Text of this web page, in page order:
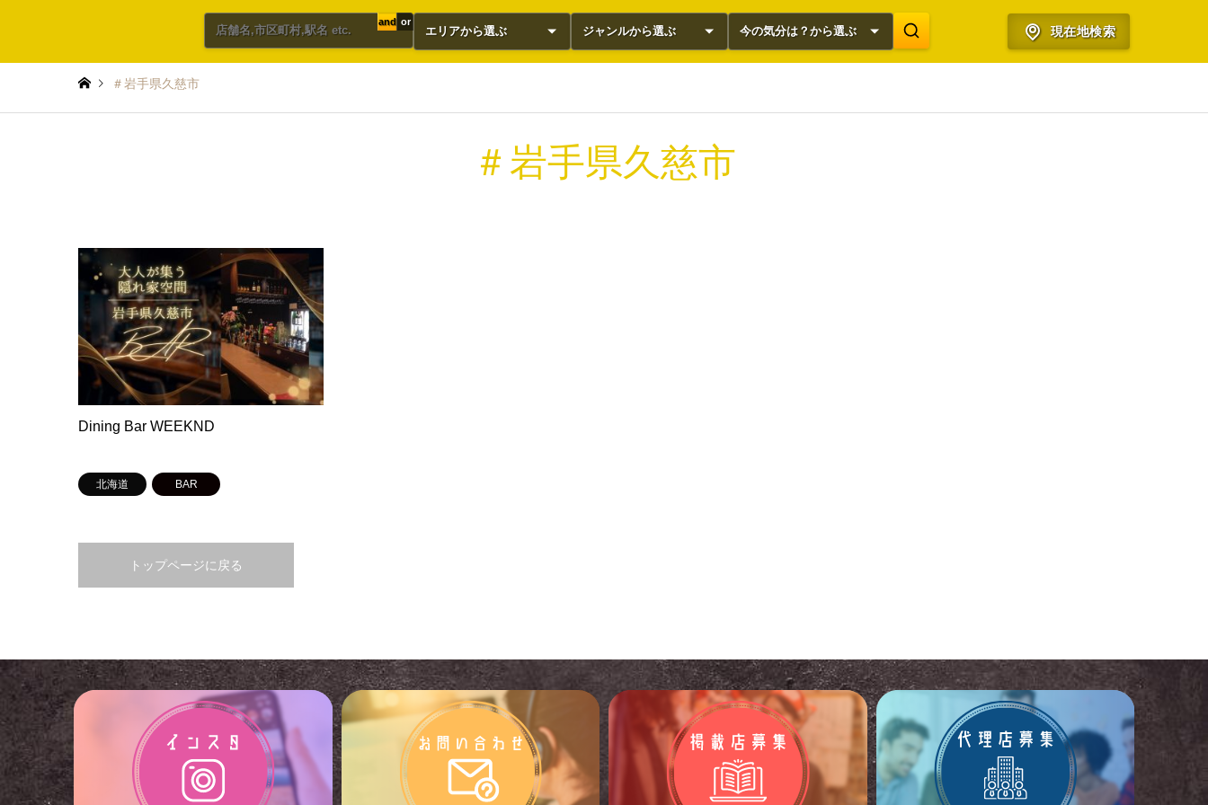
and or
エリアから選ぶ ジャンルから選ぶ 今の気分は？から選ぶ 現在地検索
＃岩手県久慈市
＃岩手県久慈市
Dining Bar WEEKND
北海道 BAR
トップページに戻る